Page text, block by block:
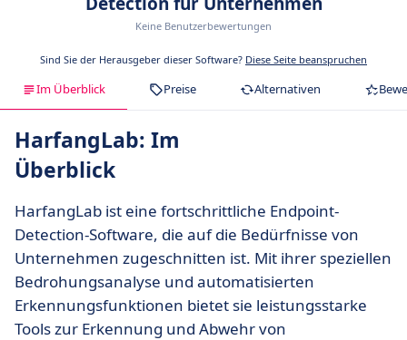
Keine Benutzerbewertungen
Sind Sie der Herausgeber dieser Software? Diese Seite beanspruchen
Im Überblick Preise Alternativen
HarfangLab: Im
Überblick
HarfangLab ist eine fortschrittliche Endpoint-
Detection-Software, die auf die Bedürfnisse von
Unternehmen zugeschnitten ist. Mit ihrer speziellen
Bedrohungsanalyse und automatisierten
Erkennungsfunktionen bietet sie leistungsstarke
Tools zur Erkennung und Abwehr von